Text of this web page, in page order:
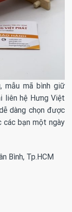
mẫu mã bình giữ
liên hệ Hưng Việt
dàng chọn được
các bạn một ngày
Bình, Tp.HCM